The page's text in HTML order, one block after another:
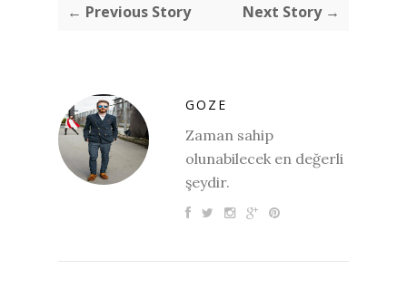
← Previous Story Next Story →
GOZE
Zaman sahip
olunabilecek en değerli
şeydir.